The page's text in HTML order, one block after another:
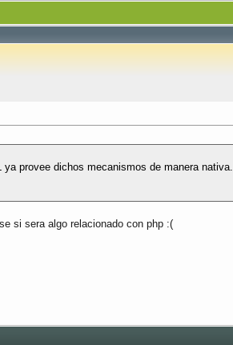
provee dichos mecanismos de manera nativa.
si sera algo relacionado con php :(